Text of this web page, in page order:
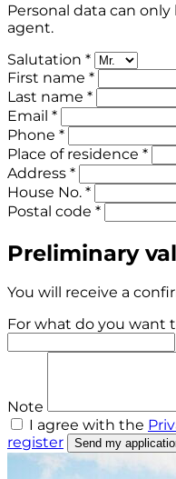
Personal data can
agent.
Salutation *
First name *
Last name *
Email *
Phone *
Place of residence *
Address *
House No. *
Postal code *
Preliminary
You will receive a
For what do you want
Note
I agree with the
register
Send my